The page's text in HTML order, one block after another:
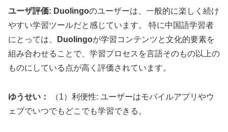
ユーザ評価: Duolingoのユーザーは、一般的に楽しく続け
やすい学習ツールだと感じています。 特に中国語学習者
にとっては、
Duolingoが学習コンテンツと文化的要素を
組み合わせることで、学習プロセスを言語そのもの以上の
ものにしている点が高く評価されています。
ゆうせい：
（1）利便性: ユーザーはモバイルアプリやウ
ェブでいつでもどこでも学習できる。